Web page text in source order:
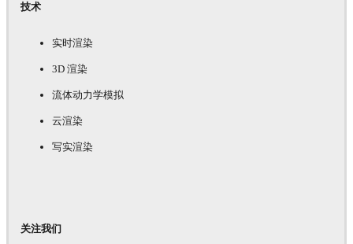
技术
实时渲染
3D 渲染
流体动力学模拟
云渲染
写实渲染
关注我们